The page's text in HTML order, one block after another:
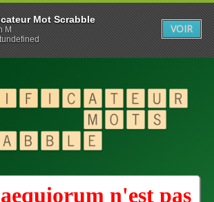
n'est pas
Mot Scrabble
M
VOIR